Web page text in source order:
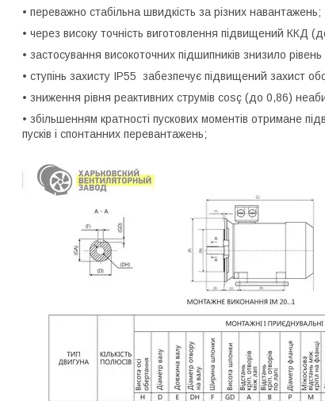
• переважно стабільна швидкість за різних навантажень;
• через високу точність виготовлення підвищений ККД
• застосування високоточних підшипників знизило
• ступінь захисту IP55 забезпечує підвищений захист
• зниження рівня реактивних струмів cosç (до 0,86)
• збільшенням кратності пускових моментів отримане
пусків і спонтанних перевантажень;